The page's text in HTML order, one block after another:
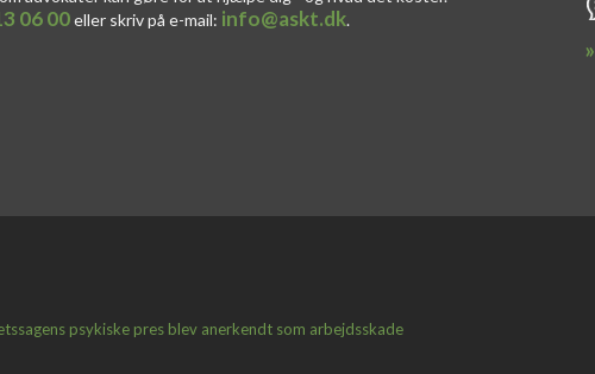
06 00eller skriv på e-mail: info@askt.dk​.​
»
psykiske pres blev anerkendt som arbejdsskade